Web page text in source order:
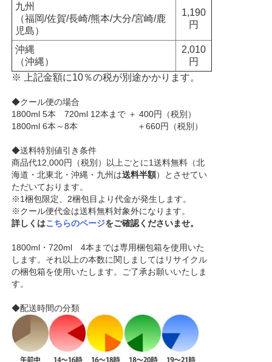
九州
（福岡/佐賀/長崎/熊本/大分/宮崎/鹿
児島）
1,190
円
沖縄
（沖縄）
2,010
円
※ 上記金額に10％の税が別途かかります。
◆クール便の場合
1800ml 5本 720ml 12本まで ＋ 400円（税別）
1800ml 6本～8本 ＋660円（税別）
◆送料特別値引き条件
商品代12,000円（税別）以上ごとに1送料無料（北
海道・北東北・沖縄・九州は送料半額）とさせてい
ただいております。
※1梱包限定、2梱包目より代金が発生します。
※クール便代金は送料無料対象外になります。
詳しくはこちらのページをご確認くださいませ。
1800ml・720ml 4本までは専用梱包箱を使用いた
します。それ以上の本数に関しましてはリサイクル
の梱包箱を使用いたします。ご了承お願いいたしま
す。
◆配送時間の分類